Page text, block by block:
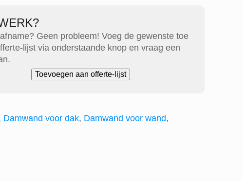
Geen probleem! Voeg de gewenste toe
lijst via onderstaande knop en vraag een
Toevoegen aan offerte-lijst
Damwand voor dak, Damwand voor wand,